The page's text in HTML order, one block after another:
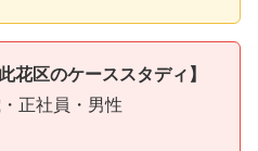
区のケーススタディ】
正社員・男性